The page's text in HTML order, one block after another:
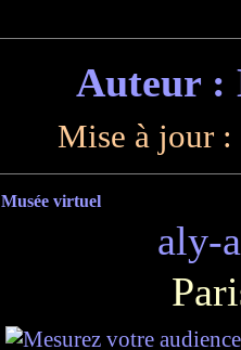
Auteur :
Mise à jour :
Musée virtuel
aly-